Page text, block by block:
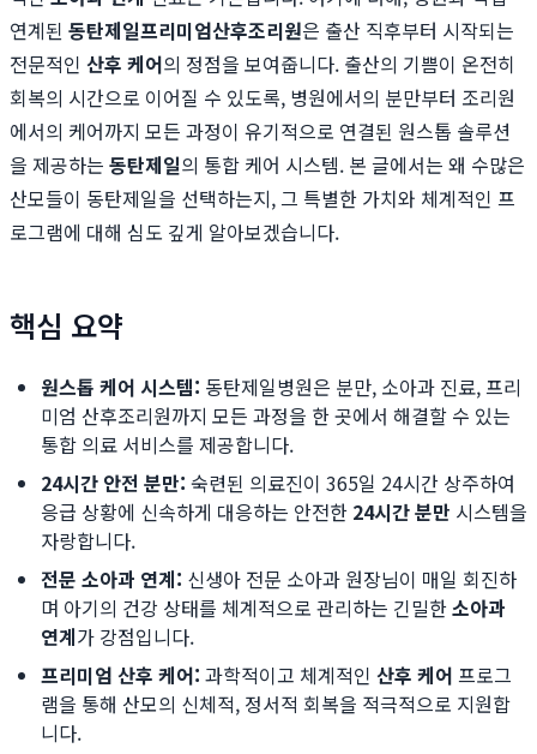
연계된 동탄제일프리미엄산후조리원은 출산 직후부터 시작되는
전문적인 산후 케어의 정점을 보여줍니다. 출산의 기쁨이 온전히
회복의 시간으로 이어질 수 있도록, 병원에서의 분만부터 조리원
에서의 케어까지 모든 과정이 유기적으로 연결된 원스톱 솔루션
을 제공하는 동탄제일의 통합 케어 시스템. 본 글에서는 왜 수많은
산모들이 동탄제일을 선택하는지, 그 특별한 가치와 체계적인 프
로그램에 대해 심도 깊게 알아보겠습니다.
핵심 요약
원스톱 케어 시스템: 동탄제일병원은 분만, 소아과 진료, 프리
미엄 산후조리원까지 모든 과정을 한 곳에서 해결할 수 있는
통합 의료 서비스를 제공합니다.
24시간 안전 분만: 숙련된 의료진이 365일 24시간 상주하여
응급 상황에 신속하게 대응하는 안전한 24시간 분만 시스템을
자랑합니다.
전문 소아과 연계: 신생아 전문 소아과 원장님이 매일 회진하
며 아기의 건강 상태를 체계적으로 관리하는 긴밀한소아과
연계가 강점입니다.
프리미엄 산후 케어: 과학적이고 체계적인 산후 케어 프로그
램을 통해 산모의 신체적, 정서적 회복을 적극적으로 지원합
니다.